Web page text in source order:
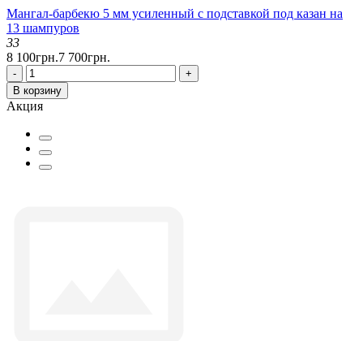
Мангал-барбекю 5 мм усиленный с подставкой под казан на
13 шампуров
33
8 100грн.7 700грн.
-
+
В корзину
Акция